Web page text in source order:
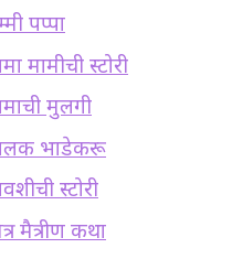
पप्पा
मामीची स्टोरी
मुलगी
भाडेकरू
स्टोरी
मैत्रीण कथा